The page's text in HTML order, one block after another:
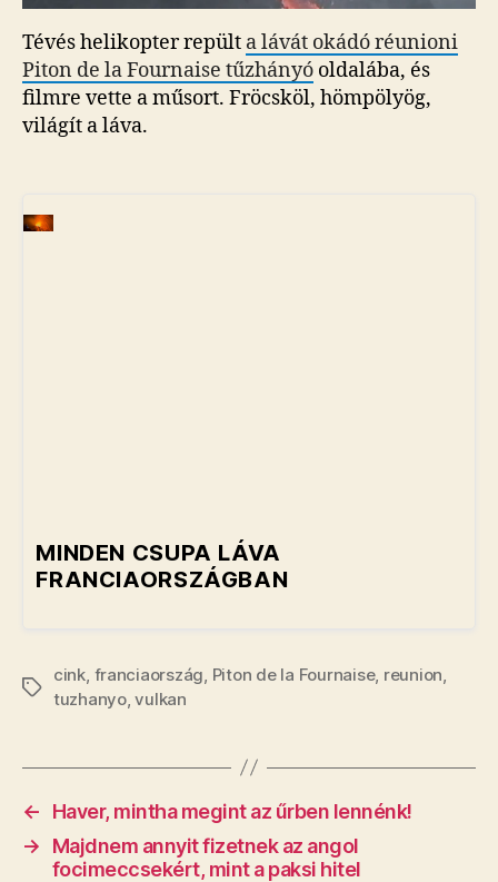
Tévés helikopter repült a lávát okádó réunioni
Piton de la Fournaise tűzhányó oldalába, és
filmre vette a műsort. Fröcsköl, hömpölyög,
világít a láva.
MINDEN CSUPA LÁVA
FRANCIAORSZÁGBAN
Címkék
cink franciaország Piton de la Fournaise, reunion
tuzhanyo,vulkan
←
Haver, mintha megint az űrben lennénk!
→
Majdnem annyit fizetnek az angol
focimeccsekért, mint a paksi hitel